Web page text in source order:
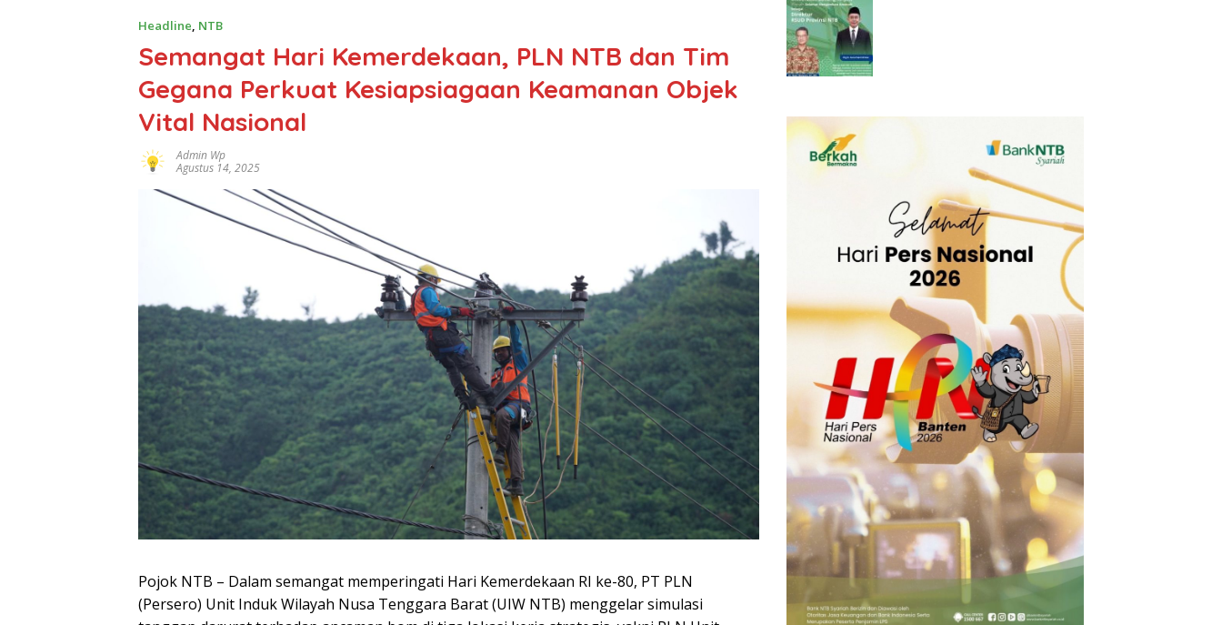
Headline, NTB
Semangat Hari Kemerdekaan, PLN NTB dan Tim
Gegana Perkuat Kesiapsiagaan Keamanan Objek
Vital Nasional
Admin Wp
Agustus 14, 2025
Pojok NTB – Dalam semangat memperingati Hari Kemerdekaan RI ke-80, PT PLN
(Persero) Unit Induk Wilayah Nusa Tenggara Barat (UIW NTB) menggelar simulasi